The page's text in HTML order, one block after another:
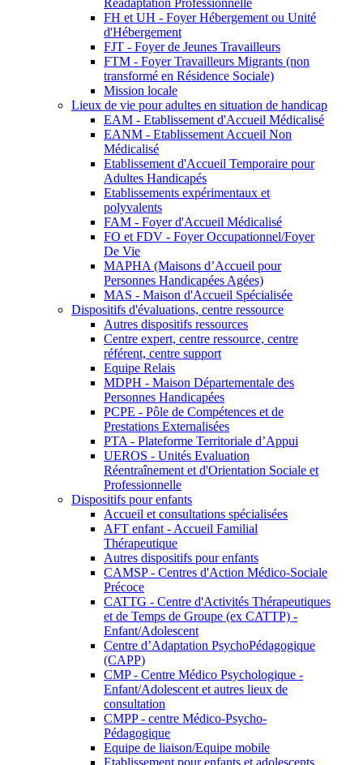
Réadaptation Professionnelle
FH et UH - Foyer Hébergement ou Unité
d'Hébergement
FJT - Foyer de Jeunes Travailleurs
FTM - Foyer Travailleurs Migrants (non
transformé en Résidence Sociale)
Mission locale
Lieux de vie pour adultes en situation de handicap
EAM - Etablissement d'Accueil Médicalisé
EANM - Etablissement Accueil Non
Médicalisé
Etablissement d'Accueil Temporaire pour
Adultes Handicapés
Etablissements expérimentaux et
polyvalents
FAM - Foyer d'Accueil Médicalisé
FO et FDV - Foyer Occupationnel/Foyer
De Vie
MAPHA (Maisons d’Accueil pour
Personnes Handicapées Agées)
MAS - Maison d'Accueil Spécialisée
Dispositifs d'évaluations, centre ressource
Autres dispositifs ressources
Centre expert, centre ressource, centre
référent, centre support
Equipe Relais
MDPH - Maison Départementale des
Personnes Handicapées
PCPE - Pôle de Compétences et de
Prestations Externalisées
PTA - Plateforme Territoriale d’Appui
UEROS - Unités Evaluation
Réentraînement et d'Orientation Sociale et
Professionnelle
Dispositifs pour enfants
Accueil et consultations spécialisées
AFT enfant - Accueil Familial
Thérapeutique
Autres dispositifs pour enfants
CAMSP - Centres d'Action Médico-Sociale
Précoce
CATTG - Centre d'Activités Thérapeutiques
et de Temps de Groupe (ex CATTP) -
Enfant/Adolescent
Centre d’Adaptation PsychoPédagogique
(CAPP)
CMP - Centre Médico Psychologique -
Enfant/Adolescent et autres lieux de
consultation
CMPP - centre Médico-Psycho-
Pédagogique
Equipe de liaison/Equipe mobile